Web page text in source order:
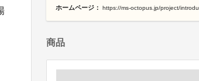
ホームページ： https://ms-octopus.jp/project/
商品